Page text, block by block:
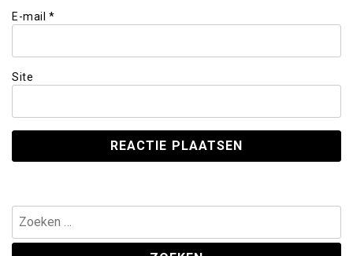
E-mail *
Site
Zoeken
naar: